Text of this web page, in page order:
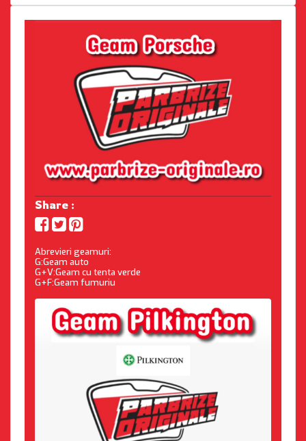
Share :
Abrevieri geamuri:
G:Geam auto
G+V:Geam cu tenta verde
G+F:Geam fumuriu